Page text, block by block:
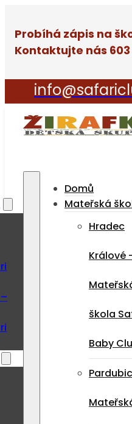
Probíhá zápis na
Kontaktujte nás 603
Domů
Mateřská
Hradec
Králové
škola
Baby